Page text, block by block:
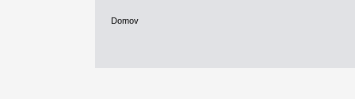
Domov